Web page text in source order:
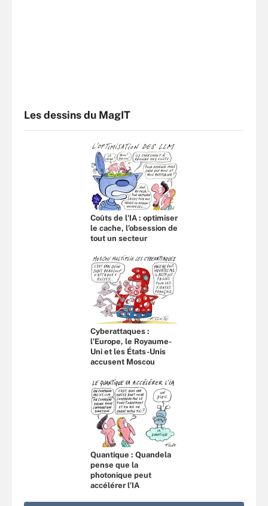
Les dessins du MagIT
Coûts de l'IA : optimiser
le cache, l’obsession de
tout un secteur
Cyberattaques :
l’Europe, le Royaume-
Uni et les États-Unis
accusent Moscou
Quantique : Quandela
pense que la
photonique peut
accélérer l’IA